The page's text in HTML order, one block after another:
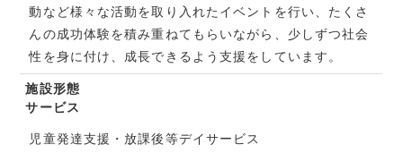
動など様々な活動を取り入れたイベントを行い、たくさ
んの成功体験を積み重ねてもらいながら、少しずつ社会
性を身に付け、成長できるよう支援をしています。
施設形態
サービス
児童発達支援・放課後等デイサービス